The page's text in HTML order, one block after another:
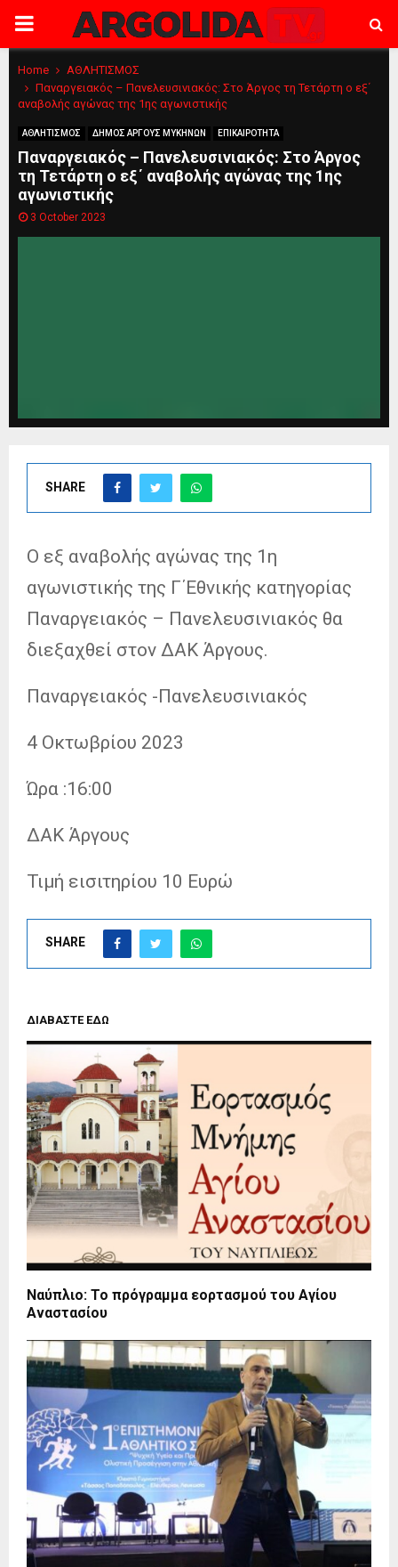
PRIMARY
MENU
Home
ΑΘΛΗΤΙΣΜΟΣ
Παναργειακός – Πανελευσινιακός: Στο Άργος τη Τετάρτη ο εξ΄
αναβολής αγώνας της 1ης αγωνιστικής
ΑΘΛΗΤΙΣΜΟΣ ΔΗΜΟΣ ΑΡΓΟΥΣ ΜΥΚΗΝΩΝ ΕΠΙΚΑΙΡΟΤΗΤΑ
Παναργειακός – Πανελευσινιακός: Στο Άργος
τη Τετάρτη ο εξ΄ αναβολής αγώνας της 1ης
αγωνιστικής
3 October 2023
SHARE
Ο εξ αναβολής αγώνας της 1η
αγωνιστικής της Γ΄Εθνικής κατηγορίας
Παναργειακός – Πανελευσινιακός θα
διεξαχθεί στον ΔΑΚ Άργους.
Παναργειακός -Πανελευσινιακός
4 Οκτωβρίου 2023
Ώρα :16:00
ΔΑΚ Άργους
Τιμή εισιτηρίου 10 Ευρώ
SHARE
ΔΙΑΒΑΣΤΕ ΕΔΩ
Ναύπλιο: To πρόγραμμα εορτασμού του Αγίου
Αναστασίου